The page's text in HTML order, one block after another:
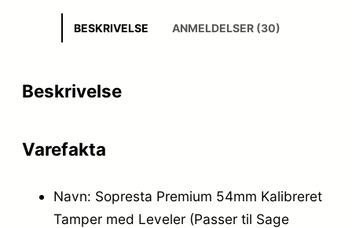
BESKRIVELSE ANMELDELSER (30)
Beskrivelse
Varefakta
Navn: Sopresta Premium 54mm Kalibreret
Tamper med Leveler (Passer til Sage